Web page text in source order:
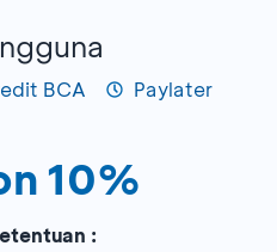
BCA Paylater
10%
: